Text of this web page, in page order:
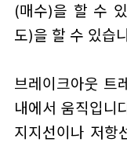
(매수)을 할 수
도)을 할 수 있습
브레이크아웃 트
내에서 움직입니
지지선이나 저항